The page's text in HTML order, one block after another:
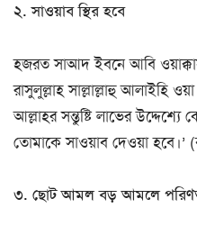
২. সাওয়াব স্থির হবে
হজরত সাআদ ইবনে আবি
রাসুলুল্লাহ সাল্লাল্লাহু আলাইহি
আল্লাহর সন্তুষ্টি লাভের
তোমাকে সাওয়াব দেওয়া হবে।’
৩. ছোট আমল বড় আমলে